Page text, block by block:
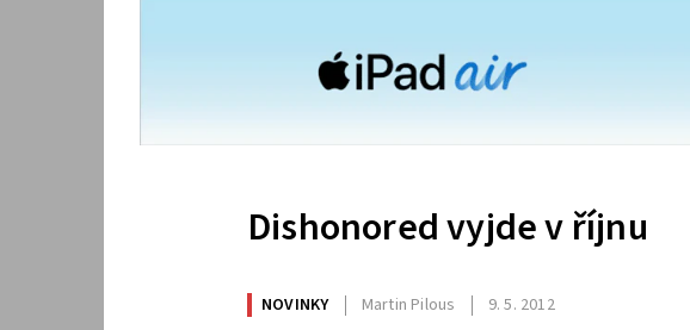
Dishonored vyjde v říjnu
NOVINKY Martin Pilous 9. 5. 2012